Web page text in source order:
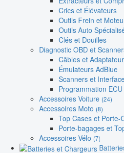
Crics et Élévateurs
Outils Frein et
Outils Auto
Clés et Douilles
Diagnostic OBD et
Câbles et
Émulateurs AdBlue
Scanners et
Programmation
Accessoires Voiture (24)
Accessoires Moto (8)
Top Cases et Porte-
Porte-bagages et
Accessoires Vélo (7)